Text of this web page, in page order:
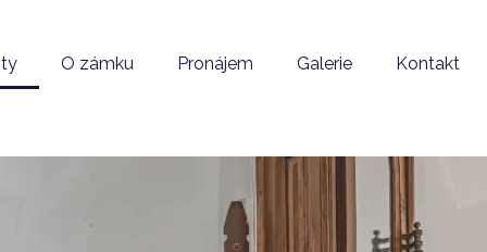
O zámku Pronájem Galerie Kontakt